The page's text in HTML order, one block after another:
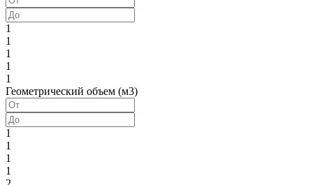
1
1
1
1
1
Геометрический объем (м3)
1
1
1
1